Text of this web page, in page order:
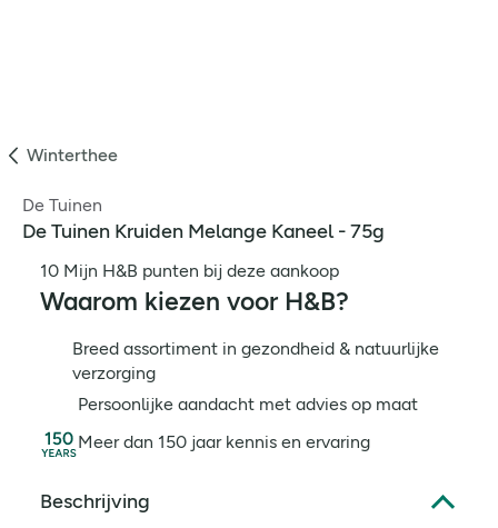
Winterthee
De Tuinen
De Tuinen Kruiden Melange Kaneel - 75g
10 Mijn H&B punten bij deze aankoop
Waarom kiezen voor H&B?
Breed assortiment in gezondheid & natuurlijke
verzorging
Persoonlijke aandacht met advies op maat
Meer dan 150 jaar kennis en ervaring
Beschrijving